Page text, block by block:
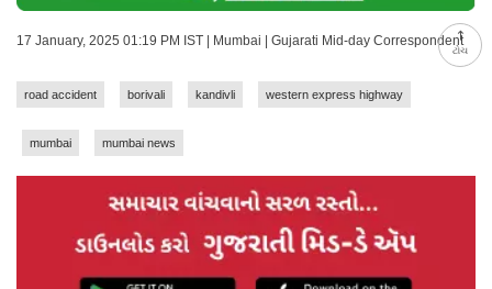
ટોચ
17 January, 2025 01:19 PM IST | Mumbai | Gujarati Mid-day Correspondent
road accident borivali kandivli western express highway
mumbai mumbai news